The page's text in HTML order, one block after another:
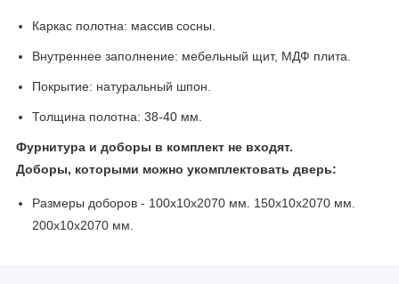
Каркас полотна: массив сосны.
Внутреннее заполнение: мебельный щит, МДФ плита.
Покрытие: натуральный шпон.
Толщина полотна: 38-40 мм.
Фурнитура и доборы в комплект не входят.
Доборы, которыми можно укомплектовать дверь:
Размеры доборов - 100x10х2070 мм. 150x10х2070 мм.
200x10х2070 мм.